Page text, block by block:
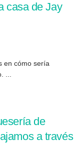
casa de Jay
en cómo sería
...
de
a través